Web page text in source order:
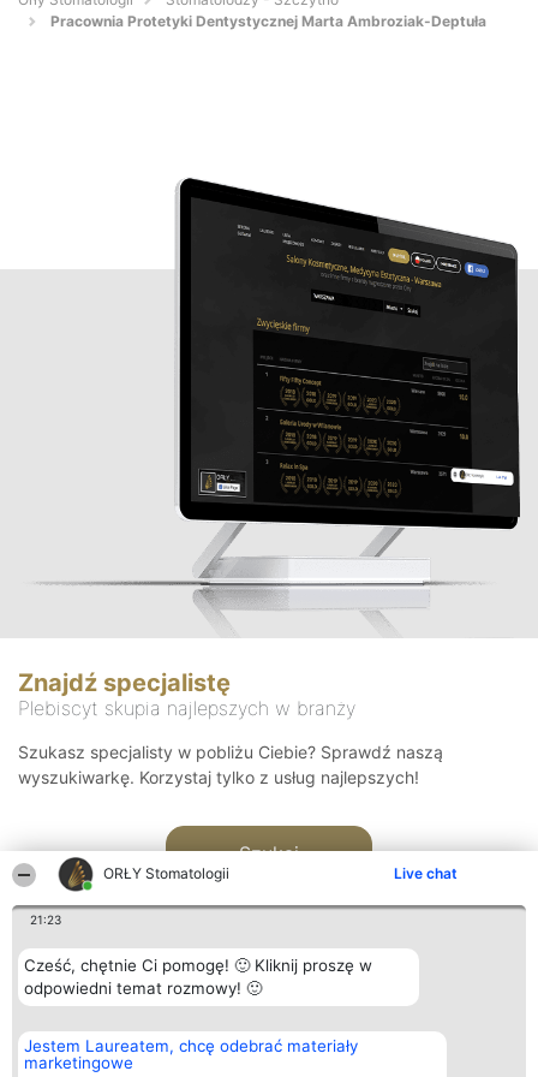
ORŁY Stomatologii Live chat
21:23
Cześć, chętnie Ci pomogę! 🙂 Kliknij proszę w
odpowiedni temat rozmowy! 🙂
Jestem Laureatem, chcę odebrać materiały
marketingowe
Pracownia Protetyki Dentystycznej Marta Ambroziak-Deptuła
Znajdź specjalistę
Plebiscyt skupia najlepszych w branży
Szukasz specjalisty w pobliżu Ciebie? Sprawdź naszą
wyszukiwarkę. Korzystaj tylko z usług najlepszych!
Szukaj
Organizator plebiscytu
Bright Side Solutions sp. z o.
o. sp. k.
Plebiscyt
Laureaci
Kontakt
Kontakt